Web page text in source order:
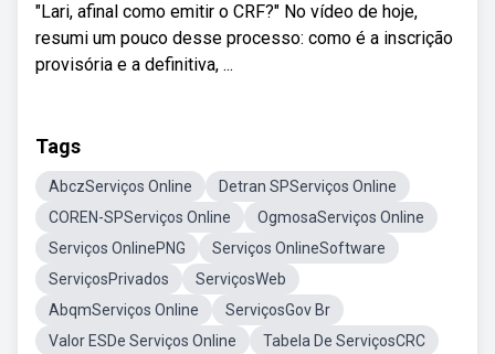
"Lari, afinal como emitir o CRF?" No vídeo de hoje,
resumi um pouco desse processo: como é a inscrição
provisória e a definitiva, ...
Tags
AbczServiços Online
Detran SPServiços Online
COREN-SPServiços Online
OgmosaServiços Online
Serviços OnlinePNG
Serviços OnlineSoftware
ServiçosPrivados
ServiçosWeb
AbqmServiços Online
ServiçosGov Br
Valor ESDe Serviços Online
Tabela De ServiçosCRC